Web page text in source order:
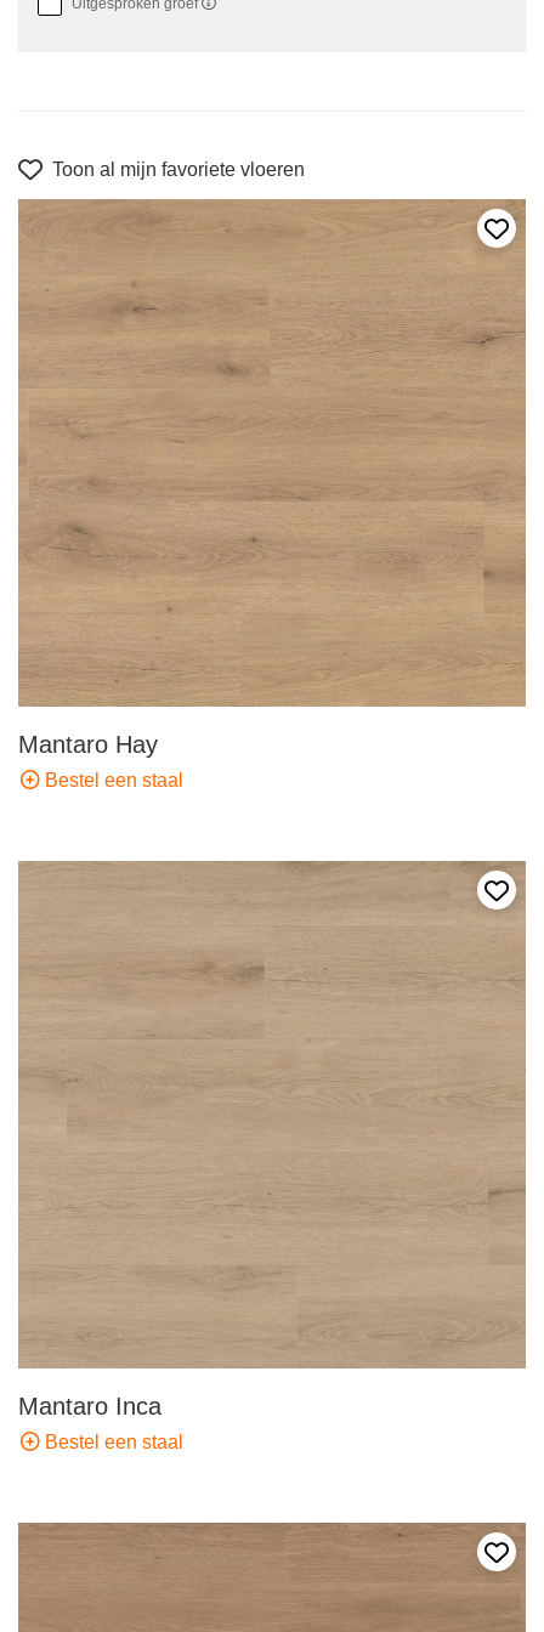
Toon al mijn favoriete vloeren
Voeg
Mantaro Hay
Bestel een staal
Voeg
Mantaro Inca
Bestel een staal
Voeg